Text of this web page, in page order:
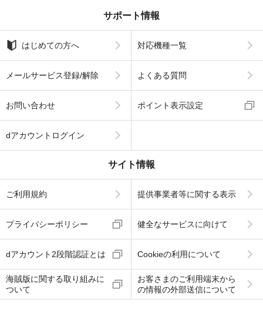
サポート情報
はじめての方へ 対応機種一覧
メールサービス登録/解除 よくある質問
お問い合わせ ポイント表示設定
dアカウントログイン
サイト情報
ご利用規約 提供事業者等に関する表示
プライバシーポリシー 健全なサービスに向けて
dアカウント2段階認証とは Cookieの利用について
海賊版に関する取り組みに
ついて
お客さまのご利用端末から
の情報の外部送信について